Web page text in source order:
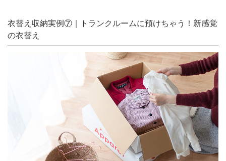
衣替え収納実例⑦｜トランクルームに預けちゃう！新感覚
の衣替え